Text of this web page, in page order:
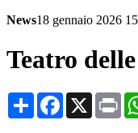
News18 gennaio 2026
Teatro
CondividiFacebook
X